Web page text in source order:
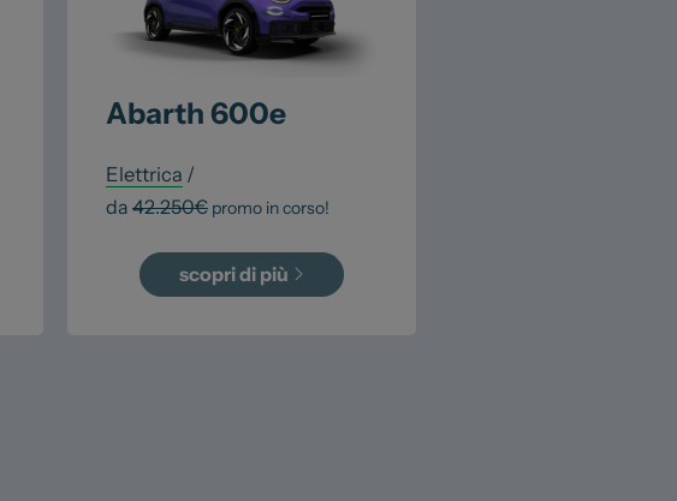
Abarth 600e
Elettrica /
da 42.250€ promo in corso!
scopri di più